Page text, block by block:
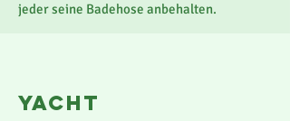
jeder seine Badehose anbehalten.
yacht